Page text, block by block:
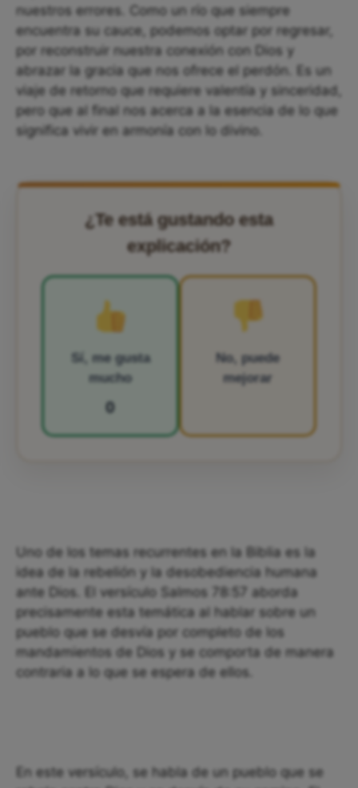
nuestros errores. Como un río que siempre
encuentra su cauce, podemos optar por regresar,
por reconstruir nuestra conexión con Dios y
abrazar la gracia que nos ofrece el perdón. Es un
viaje de retorno que requiere valentía y sinceridad,
pero que al final nos acerca a la esencia de lo que
significa vivir en armonía con lo divino.
¿Te está gustando esta
explicación?
Sí, me gusta
mucho
0
No, puede
mejorar
Uno de los temas recurrentes en la Biblia es la
idea de la rebelión y la desobediencia humana
ante Dios. El versículo Salmos 78:57 aborda
precisamente esta temática al hablar sobre un
pueblo que se desvía por completo de los
mandamientos de Dios y se comporta de manera
contraria a lo que se espera de ellos.
En este versículo, se habla de un pueblo que se